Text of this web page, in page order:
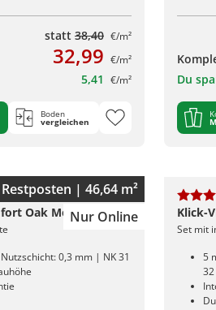
statt 38,40 €/m²
32,99 €/m²
5,41 €/m²
Boden
vergleichen
Du
Restposten | 46,64 m²
Nur Online
Oak Mellow
0,3 mm | NK 31
Klick-
Set mit
5
32